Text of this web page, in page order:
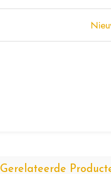
Gerelateerde